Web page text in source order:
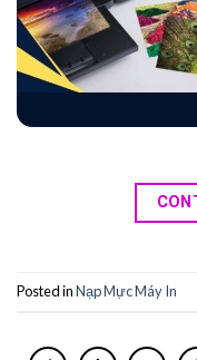
Posted inNạp Mực Máy In